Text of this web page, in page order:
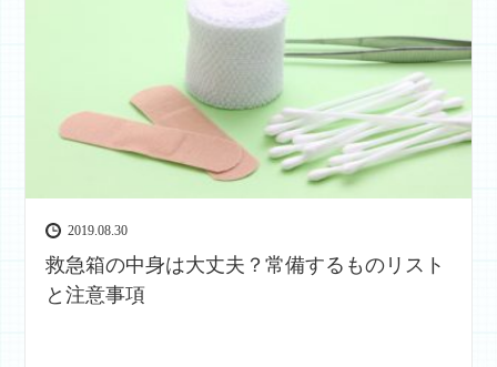
2019.08.30
救急箱の中身は大丈夫？常備するものリスト
と注意事項